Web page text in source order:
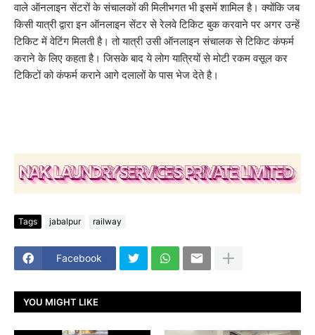
वाले ऑनलाइन सेंटरों के संचालकों की मिलीभगत भी इसमें शामिल है। क्योंकि जब
किसी यात्री द्वारा इन ऑनलाइन सेंटर से रेलवे टिकिट बुक करवाने पर अगर उन्हें
टिकिट में वेटिंग मिलती है। तो यात्री उसी ऑनलाइन संचालक से टिकिट कंफर्म
कराने के लिए कहता है। जिसके बाद ये लोग यात्रियों से मोटी रकम वसूल कर
टिकिटों को कंफर्म कराने आगे दलालों के पास भेज देते है।
Tags jabalpur railway
Facebook
YOU MIGHT LIKE